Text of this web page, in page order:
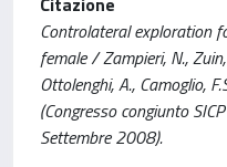
Controlateral exploration
female / Zampieri, N.,
Ottolenghi, A., Camoglio,
(Congresso congiunto
Settembre 2008).